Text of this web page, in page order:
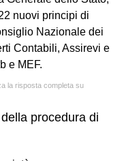
nuovi principi di
Nazionale dei
Contabili, Assirevi e
e MEF.
la risposta completa su
procedura di